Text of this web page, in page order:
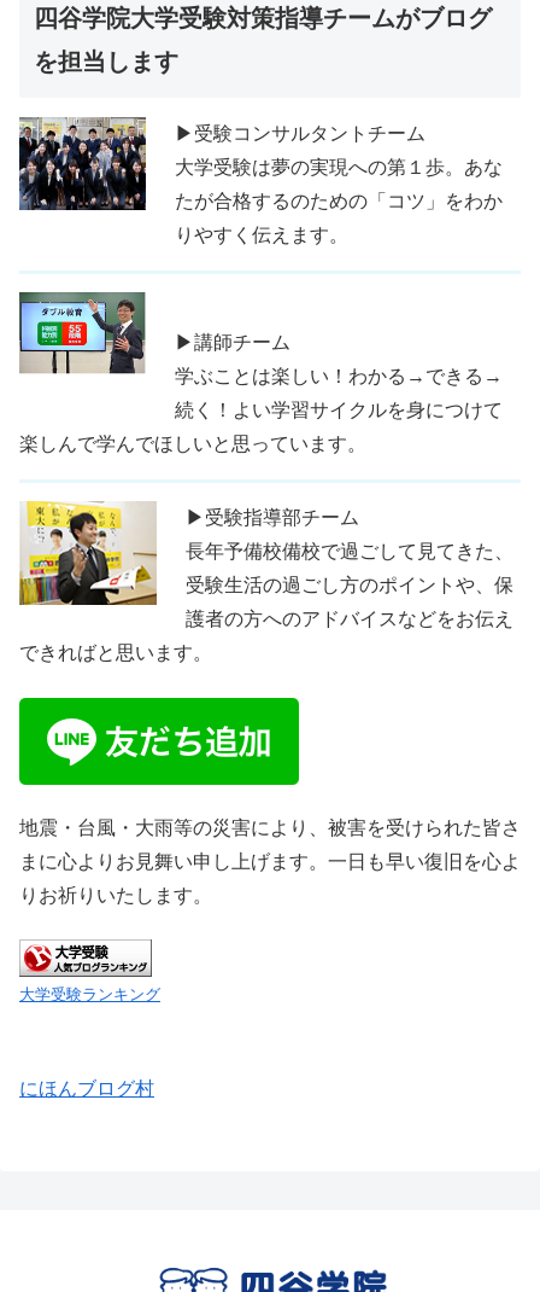
四谷学院大学受験対策指導チームがブログ
を担当します
▶受験コンサルタントチーム
大学受験は夢の実現への第１歩。あな
たが合格するのための「コツ」をわか
りやすく伝えます。
▶講師チーム
学ぶことは楽しい！わかる→できる→
続く！よい学習サイクルを身につけて
楽しんで学んでほしいと思っています。
▶受験指導部チーム
長年予備校備校で過ごして見てきた、
受験生活の過ごし方のポイントや、保
護者の方へのアドバイスなどをお伝え
できればと思います。
地震・台風・大雨等の災害により、被害を受けられた皆さ
まに心よりお見舞い申し上げます。一日も早い復旧を心よ
りお祈りいたします。
大学受験ランキング
にほんブログ村